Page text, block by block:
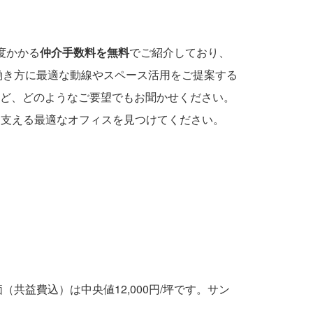
かかる仲介手数料を無料でご紹介しており、
方に最適な動線やスペース活用をご提案する
どのようなご要望でもお聞かせください。
る最適なオフィスを見つけてください。
共益費込）は中央値12,000円/坪です。サン